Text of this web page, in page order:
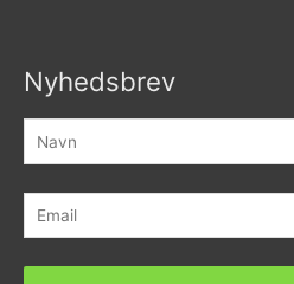
Nyhedsbrev